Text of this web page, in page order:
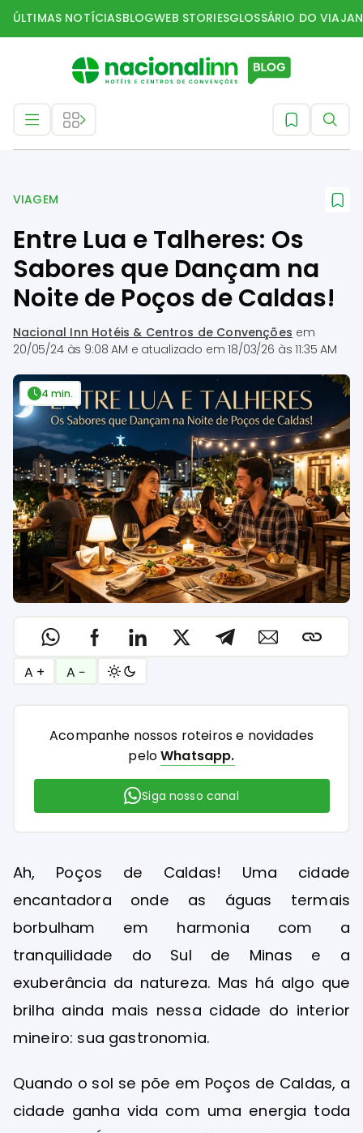
ÚLTIMAS NOTÍCIASBLOGWEB STORIESGLOSSÁRIO DO
VIAGEM
Entre Lua e Talheres: Os
Sabores que Dançam na
Noite de Poços de Caldas!
Nacional Inn Hotéis & Centros de Convenções em
20/05/24 às 9:08 AM e atualizado em18/03/26 às 11:35 AM
4 min.
A + A −
Acompanhe nossos roteiros e novidades
peloWhatsapp.
Siga nosso canal
Ah, Poços de Caldas! Uma cidade
encantadora onde as águas termais
borbulham em harmonia com a
tranquilidade do Sul de Minas e a
exuberância da natureza. Mas há algo que
brilha ainda mais nessa cidade do interior
mineiro: sua gastronomia.
Quando o sol se põe em Poços de Caldas, a
cidade ganha vida com uma energia toda